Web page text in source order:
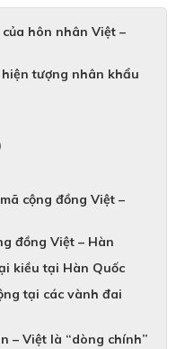
hôn nhân Việt –
tượng nhân khẩu
cộng đồng Việt –
đồng Việt – Hàn
kiều tại Hàn Quốc
tại các vành đai
– Việt là “dòng chính”